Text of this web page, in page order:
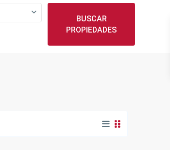
BUSCAR
PROPIEDADES